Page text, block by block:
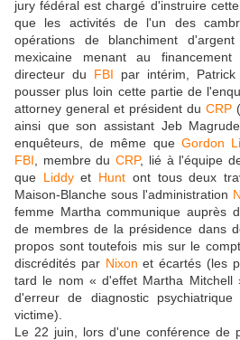
jury fédéral est chargé d'instruire
que les activités de l'un des
opérations de blanchiment
mexicaine menant au
directeur du FBI par intérim,
pousser plus loin cette partie de
attorney general et président du CRP
ainsi que son assistant Jeb
enquêteurs, de même que Gordon
FBI , membre duCRP, lié à l'équipe
que Liddyet Hunt ont tous deux
Maison-Blanche sous l'administration
femme Martha communique auprès
de membres de la présidence dans
propos sont toutefois mis sur le
discrédités par Nixon et écartés (les
tard le nom « d'effet Martha Mitchell
d'erreur de diagnostic
victime).
Le 22 juin, lors d'une conférence de